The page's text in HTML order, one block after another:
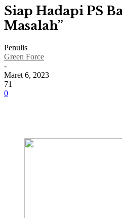
Siap Hadapi PS
Masalah”
Penulis
Green Force
-
Maret 6, 2023
71
0